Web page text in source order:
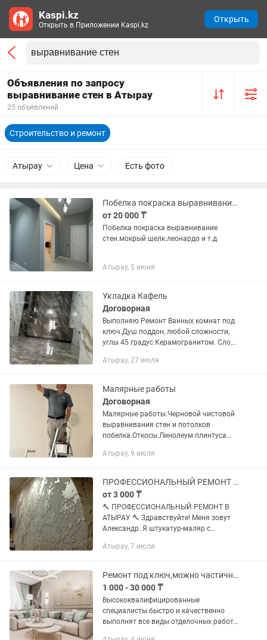
Объявления по запросу
выравнивание стен в Атырау
25 объявлений
Строительство и ремонт
Атырау Цена Есть фото
Побелка покраска выравнивание стен.леонардо.мокрый шелк от.д
от 20 000 ₸
Побелка покраска выравнивание
стен.мокрый шелк.леонардо и т.д
Атырау, 5 июня
Укладка Кафель
Договорная
Выполняю Ремонт Ванных комнат под
ключ.Душ поддон, любой сложности,
углы 45 градус Керамогранитом. Слом
выравнивания стен и полов,
Электромонтаж...
Атырау, 27 июля
Малярные работы
Договорная
Малярные работы.Черновой чистовой
выравнивания стен и потолков
побелка.Откосы.Линолеум плинтуса
работы дождик побелка.и.т д.
Атырау, 9 июля
ПРОФЕССИОНАЛЬНЫЙ РЕМОНТ В АТЫРАУ.
от 3 000 ₸
🔨 ПРОФЕССИОНАЛЬНЫЙ РЕМОНТ В
АТЫРАУ 🔨 Здравствуйте! Меня зовут
Александр. Я штукатур-маляр с
качественный ремонт квартир, домов и
Атырау, 7 июля
Ремонт под ключ,можно частично, 26 лет в сфере строительства,качественно
1 000 - 30 000 ₸
Высококвалифицированные
специалисты быстро и качественно
выполнят все виды отделочных работ:
Kaspi.kz
Открыть в Приложении Kaspi.kz
Открыть